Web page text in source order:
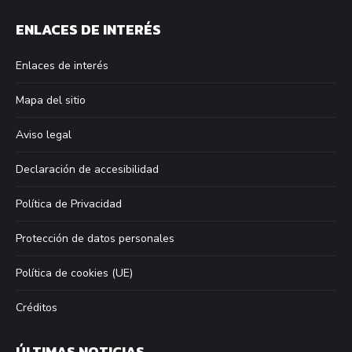
opens
new
window
opens
new
window
opens
new
window
opens
new
ENLACES DE INTERÉS
Enlaces de interés
Mapa del sitio
Aviso legal
Declaración de accesibilidad
Política de Privacidad
Protección de datos personales
Política de cookies (UE)
Créditos